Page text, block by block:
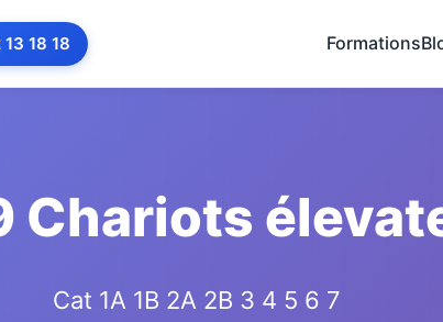
18 18 Formations
Chariots
Cat 1A 1B 2A 2B 3 4 5 6 7